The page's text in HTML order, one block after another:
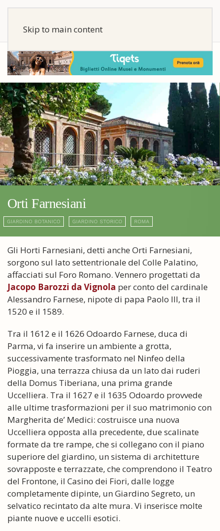
Skip to main content
Orti Farnesiani
GIARDINO BOTANICO GIARDINO STORICO ROMA
Gli Horti Farnesiani, detti anche Orti Farnesiani,
sorgono sul lato settentrionale del Colle Palatino,
affacciati sul Foro Romano. Vennero progettati da
Jacopo Barozzi da Vignola per conto del cardinale
Alessandro Farnese, nipote di papa Paolo III, tra il
1520 e il 1589.
Tra il 1612 e il 1626 Odoardo Farnese, duca di
Parma, vi fa inserire un ambiente a grotta,
successivamente trasformato nel Ninfeo della
Pioggia, una terrazza chiusa da un lato dai ruderi
della Domus Tiberiana, una prima grande
Uccelliera. Tra il 1627 e il 1635 Odoardo provvede
alle ultime trasformazioni per il suo matrimonio con
Margherita de’ Medici: costruisce una nuova
Uccelliera opposta alla precedente, due scalinate
formate da tre rampe, che si collegano con il piano
superiore del giardino, un sistema di architetture
sovrapposte e terrazzate, che comprendono il Teatro
del Frontone, il Casino dei Fiori, dalle logge
completamente dipinte, un Giardino Segreto, un
selvatico recintato da alte mura. Vi inserisce molte
piante nuove e uccelli esotici.